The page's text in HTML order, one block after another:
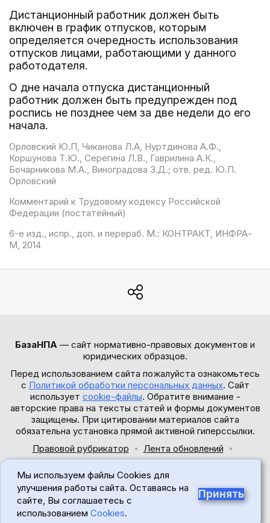
Дистанционный работник должен быть
включен в график отпусков, которым
определяется очередность использования
отпусков лицами, работающими у данного
работодателя.
О дне начала отпуска дистанционный
работник должен быть предупрежден под
роспись не позднее чем за две недели до его
начала.
Орловский Ю.П, Чиканова Л.А, Нуртдинова А.Ф.,
Коршунова Т.Ю., Серегина Л.В., Гаврилина А.К.,
Бочарникова М.А., Виноградова З.Д.; отв. ред. Ю.П.
Орловский
Комментарий к Трудовому кодексу Российской
Федерации (постатейный)
6-е изд., испр., доп. и перераб. М.: КОНТРАКТ, ИНФРА-
М, 2014
БазаНПА — сайт нормативно-правовых документов и
юридических образцов.
Перед использованием сайта пожалуйста ознакомьтесь
с Политикой обработки персональных данных. Сайт
использует cookie-файлы. Обратите внимание -
авторские права на тексты статей и формы документов
защищены. При цитировании материалов сайта
обязательна установка прямой активной гиперссылки.
Правовой рубрикатор
Лента обновлений
© 2017-2026
18+
Мы используем файлы Cookies для
улучшения работы сайта. Оставаясь на
сайте, Вы соглашаетесь с
использованием Cookies.
Принять